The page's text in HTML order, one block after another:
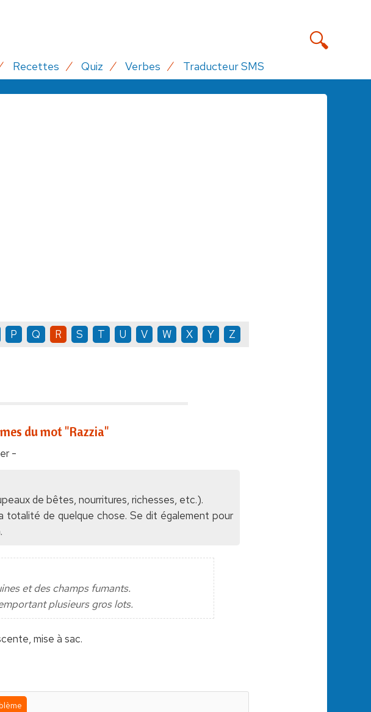
Recettes Quiz Verbes Traducteur SMS
P Q R S T U V W X Y Z
du mot "Razzia"
-
de bêtes, nourritures, richesses, etc.).
totalité de quelque chose. Se dit également pour
et des champs fumants.
plusieurs gros lots.
mise à sac.